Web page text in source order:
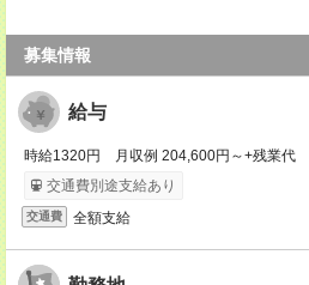
募集情報
給与
時給1320円 月収例 204,600円～+残業代
交通費別途支給あり
交通費 全額支給